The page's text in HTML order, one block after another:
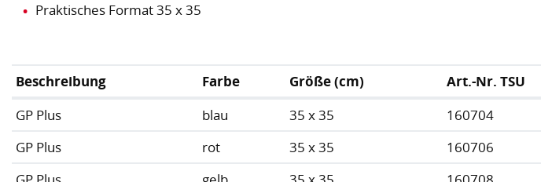
Praktisches Format 35 x 35
Beschreibung Farbe Größe (cm) Art.-Nr. TSU
GP Plus
blau 35 x 35 160704
GP Plus
rot 35 x 35 160706